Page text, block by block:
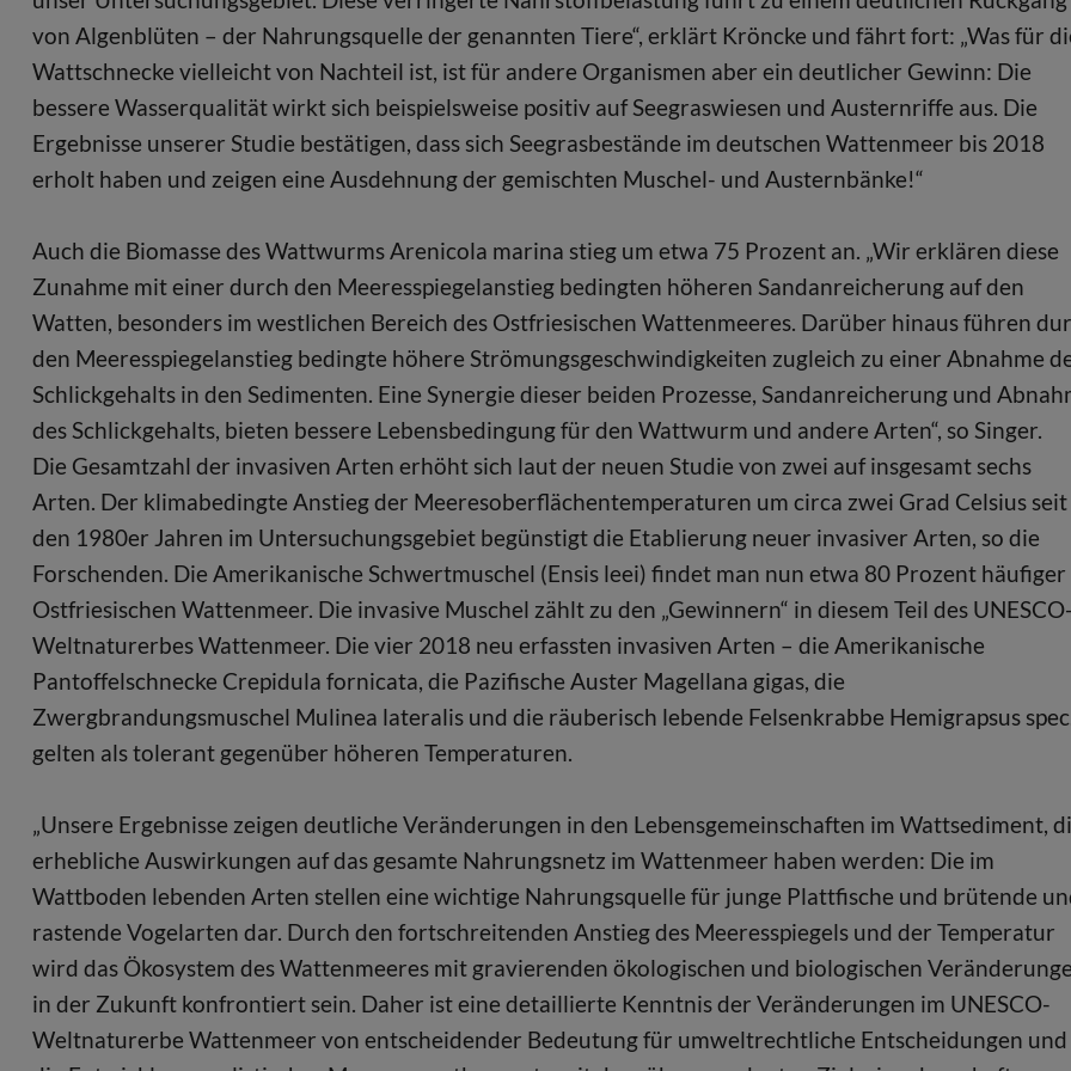
von Algenblüten – der Nahrungsquelle der genannten Tiere“, erklärt Kröncke und fährt fort: „Was für
Wattschnecke vielleicht von Nachteil ist, ist für andere Organismen aber ein deutlicher Gewinn: Die
bessere Wasserqualität wirkt sich beispielsweise positiv auf Seegraswiesen und Austernriffe aus. Die
Ergebnisse unserer Studie bestätigen, dass sich Seegrasbestände im deutschen Wattenmeer bis 2018
erholt haben und zeigen eine Ausdehnung der gemischten Muschel- und Austernbänke!“
Auch die Biomasse des Wattwurms Arenicola marina stieg um etwa 75 Prozent an. „Wir erklären diese
Zunahme mit einer durch den Meeresspiegelanstieg bedingten höheren Sandanreicherung auf den
Watten, besonders im westlichen Bereich des Ostfriesischen Wattenmeeres. Darüber hinaus führen
den Meeresspiegelanstieg bedingte höhere Strömungsgeschwindigkeiten zugleich zu einer Abnahme
Schlickgehalts in den Sedimenten. Eine Synergie dieser beiden Prozesse, Sandanreicherung und
des Schlickgehalts, bieten bessere Lebensbedingung für den Wattwurm und andere Arten“, so Singer.
Die Gesamtzahl der invasiven Arten erhöht sich laut der neuen Studie von zwei auf insgesamt sechs
Arten. Der klimabedingte Anstieg der Meeresoberflächentemperaturen um circa zwei Grad Celsius seit
den 1980er Jahren im Untersuchungsgebiet begünstigt die Etablierung neuer invasiver Arten, so die
Forschenden. Die Amerikanische Schwertmuschel (Ensis leei) findet man nun etwa 80 Prozent häufiger
Ostfriesischen Wattenmeer. Die invasive Muschel zählt zu den „Gewinnern“ in diesem Teil des UNESCO-
Weltnaturerbes Wattenmeer. Die vier 2018 neu erfassten invasiven Arten – die Amerikanische
Pantoffelschnecke Crepidula fornicata, die Pazifische Auster Magellana gigas, die
Zwergbrandungsmuschel Mulinea lateralis und die räuberisch lebende Felsenkrabbe Hemigrapsus
gelten als tolerant gegenüber höheren Temperaturen.
„Unsere Ergebnisse zeigen deutliche Veränderungen in den Lebensgemeinschaften im Wattsediment,
erhebliche Auswirkungen auf das gesamte Nahrungsnetz im Wattenmeer haben werden: Die im
Wattboden lebenden Arten stellen eine wichtige Nahrungsquelle für junge Plattfische und brütende
rastende Vogelarten dar. Durch den fortschreitenden Anstieg des Meeresspiegels und der Temperatur
wird das Ökosystem des Wattenmeeres mit gravierenden ökologischen und biologischen
in der Zukunft konfrontiert sein. Daher ist eine detaillierte Kenntnis der Veränderungen im UNESCO-
Weltnaturerbe Wattenmeer von entscheidender Bedeutung für umweltrechtliche Entscheidungen und